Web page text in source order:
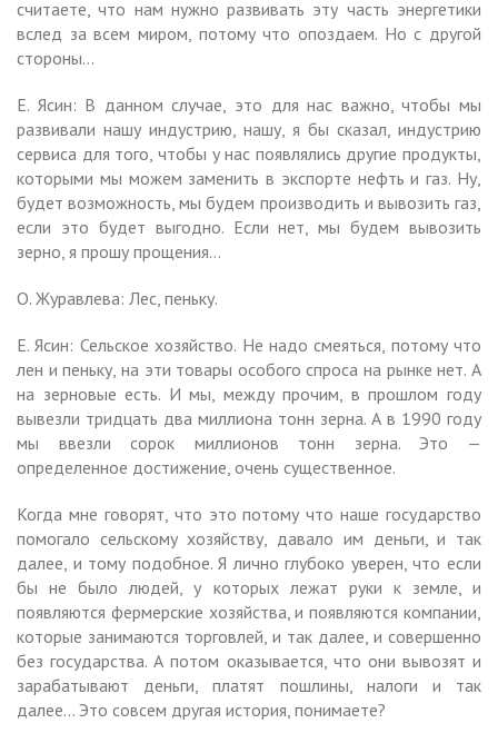
считаете, что нам нужно развивать эту часть энергетики
вслед за всем миром, потому что опоздаем. Но с другой
стороны…
Е. Ясин: В данном случае, это для нас важно, чтобы мы
развивали нашу индустрию, нашу, я бы сказал, индустрию
сервиса для того, чтобы у нас появлялись другие продукты,
которыми мы можем заменить в экспорте нефть и газ. Ну,
будет возможность, мы будем производить и вывозить газ,
если это будет выгодно. Если нет, мы будем вывозить
зерно, я прошу прощения…
О. Журавлева: Лес, пеньку.
Е. Ясин: Сельское хозяйство. Не надо смеяться, потому что
лен и пеньку, на эти товары особого спроса на рынке нет. А
на зерновые есть. И мы, между прочим, в прошлом году
вывезли тридцать два миллиона тонн зерна. А в 1990 году
мы ввезли сорок миллионов тонн зерна. Это —
определенное достижение, очень существенное.
Когда мне говорят, что это потому что наше государство
помогало сельскому хозяйству, давало им деньги, и так
далее, и тому подобное. Я лично глубоко уверен, что если
бы не было людей, у которых лежат руки к земле, и
появляются фермерские хозяйства, и появляются компании,
которые занимаются торговлей, и так далее, и совершенно
без государства. А потом оказывается, что они вывозят и
зарабатывают деньги, платят пошлины, налоги и так
далее… Это совсем другая история, понимаете?